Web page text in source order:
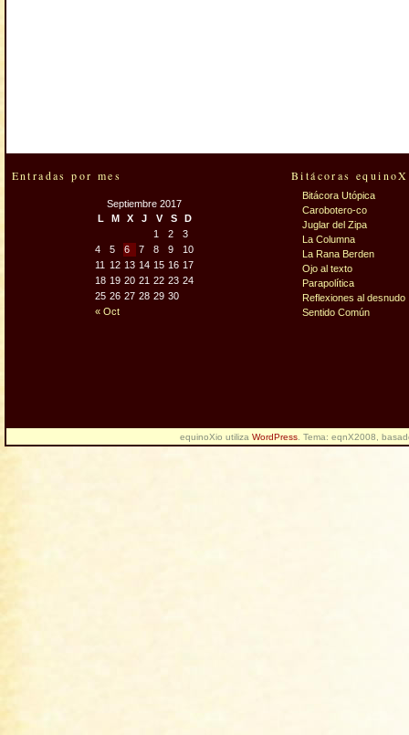
Entradas por mes
Septiembre 2017
L
M X J V S D
« Oct
1 2
3
4
5 6 7 8 9
10
11
12 13 14 15 16 17
18 19 20 21 22 23 24
25 26 27 28 29 30
Bitácoras
Bitácora Utópica
Carobotero-co
Juglar del Zipa
La Columna
La Rana Berden
Ojo al texto
Parapolítica
Reflexiones al desnudo
Sentido Común
equinoXio utiliza WordPress . Tema: eqnX2008,